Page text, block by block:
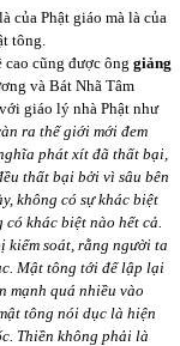
của Phật giáo mà là của
tông.
cao cũng được ông giảng
và Bát Nhã Tâm
giáo lý nhà Phật như
ra thế giới mới đem
phát xít đã thất bại,
thất bại bởi vì sâu bên
không có sự khác biệt
khác biệt nào hết cả.
kiểm soát, rằng người ta
Mật tông tới để lập lại
mạnh quá nhiều vào
tông nói dục là hiện
Thiền không phải là